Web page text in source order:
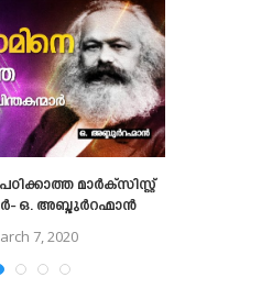
മാര്‍ക്‌സിസ്റ്റ്
ഒ. അബ്ദുര്‍റഹ്മാന്‍
7, 2020